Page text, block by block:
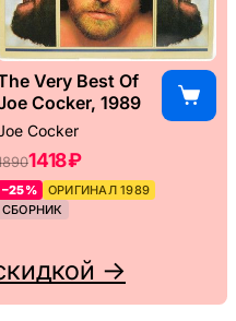
Very Best Of
Cocker, 1989
Cocker
1418 ₽
–25%
ОРИГИНАЛ 1989
СБОРНИК
→